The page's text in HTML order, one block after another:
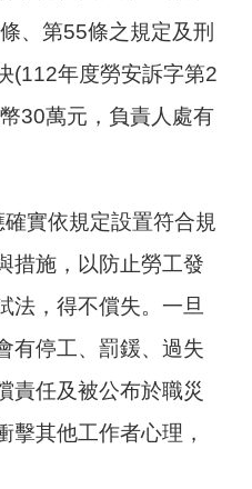
、第55條之規定及刑
(112年度勞安訴字第2
30萬元，負責人處有
實依規定設置符合規
措施，以防止勞工發
法，得不償失。一旦
有停工、罰鍰、過失
責任及被公布於職災
擊其他工作者心理，